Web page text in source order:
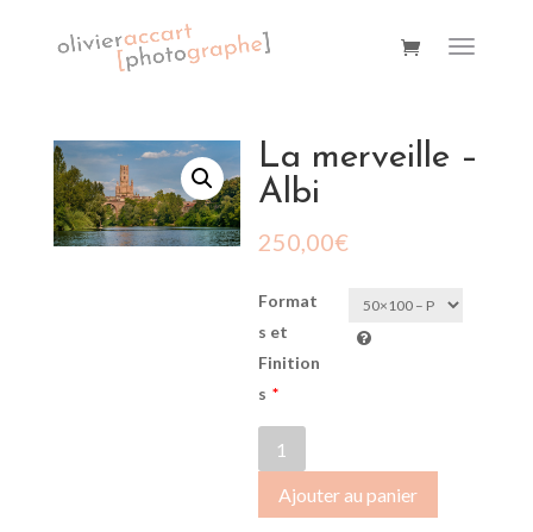
La merveille –
Albi
250,00€
Format
s et
Finition
s *
de
merveille
Ajouter au panier